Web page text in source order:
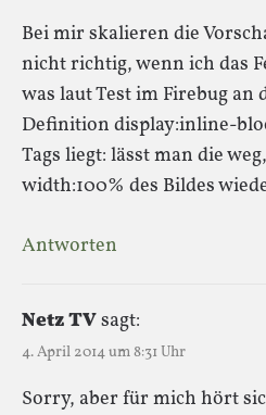
Bei mir skalieren die
nicht richtig, wenn ich das
was laut Test im Firebug
Definition display:inline-
Tags liegt: lässt man die
width:100% des Bildes
Antworten
Netz TVsagt:
4. April 2014 um 8:31 Uhr
Sorry, aber für mich hört